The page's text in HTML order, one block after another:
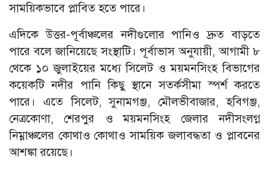
সাময়িকভাবে প্লাবিত হতে পারে।
এদিকে উত্তর-পূর্বাঞ্চলের নদীগুলোর পানিও দ্রুত বাড়তে
পারে বলে জানিয়েছে সংস্থাটি। পূর্বাভাস অনুযায়ী, আগামী ৮
থেকে ১০ জুলাইয়ের মধ্যে সিলেট ও ময়মনসিংহ বিভাগের
কয়েকটি নদীর পানি কিছু স্থানে সতর্কসীমা স্পর্শ করতে
পারে। এতে সিলেট, সুনামগঞ্জ, মৌলভীবাজার, হবিগঞ্জ,
নেত্রকোণা, শেরপুর ও ময়মনসিংহ জেলার নদীসংলগ্ন
নিম্নাঞ্চলের কোথাও কোথাও সাময়িক জলাবদ্ধতা ও প্লাবনের
আশঙ্কা রয়েছে।